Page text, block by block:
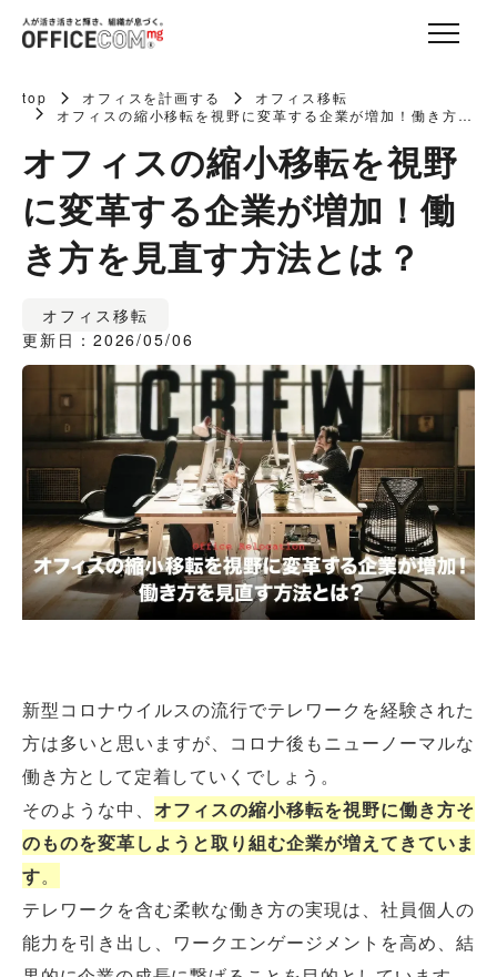
top オフィスを計画する
オフィス移転
オフィスの縮小移転を視野に変革する企業が増加！働き方を
オフィスの縮小移転を視野
に変革する企業が増加！働
き方を見直す方法とは？
オフィス移転
更新日：2026/05/06
新型コロナウイルスの流行でテレワークを経験された
方は多いと思いますが、コロナ後もニューノーマルな
働き方として定着していくでしょう。
そのような中、 オフィスの縮小移転を視野に働き方そ
のものを変革しようと取り組む企業が増えてきていま
す。
テレワークを含む柔軟な働き方の実現は、社員個人の
能力を引き出し、ワークエンゲージメントを高め、結